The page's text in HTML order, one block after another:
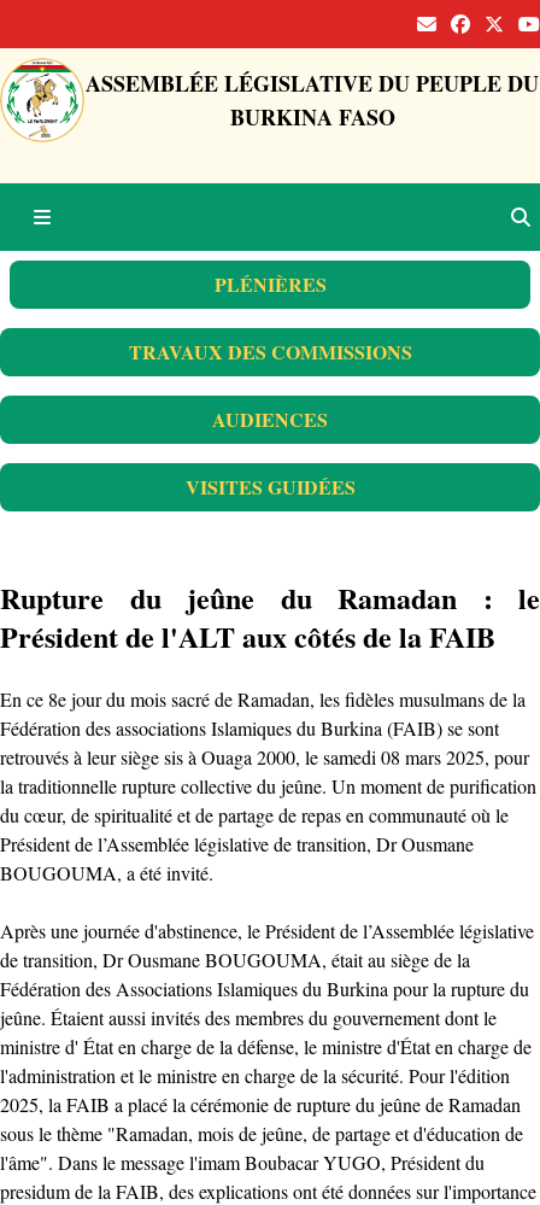
ASSEMBLÉE LÉGISLATIVE DU PEUPLE DU
BURKINA FASO
PLÉNIÈRES
TRAVAUX DES COMMISSIONS
AUDIENCES
VISITES GUIDÉES
Rupture du jeûne du Ramadan : le
Président de l'ALT aux côtés de la FAIB
En ce 8e jour du mois sacré de Ramadan, les fidèles musulmans de la
Fédération des associations Islamiques du Burkina (FAIB) se sont
retrouvés à leur siège sis à Ouaga 2000, le samedi 08 mars 2025, pour
la traditionnelle rupture collective du jeûne. Un moment de purification
du cœur, de spiritualité et de partage de repas en communauté où le
Président de l’Assemblée législative de transition, Dr Ousmane
BOUGOUMA, a été invité.
Après une journée d'abstinence, le Président de l’Assemblée législative
de transition, Dr Ousmane BOUGOUMA, était au siège de la
Fédération des Associations Islamiques du Burkina pour la rupture du
jeûne. Étaient aussi invités des membres du gouvernement dont le
ministre d' État en charge de la défense, le ministre d'État en charge de
l'administration et le ministre en charge de la sécurité. Pour l'édition
2025, la FAIB a placé la cérémonie de rupture du jeûne de Ramadan
sous le thème "Ramadan, mois de jeûne, de partage et d'éducation de
l'âme". Dans le message l'imam Boubacar YUGO, Président du
presidum de la FAIB, des explications ont été données sur l'importance